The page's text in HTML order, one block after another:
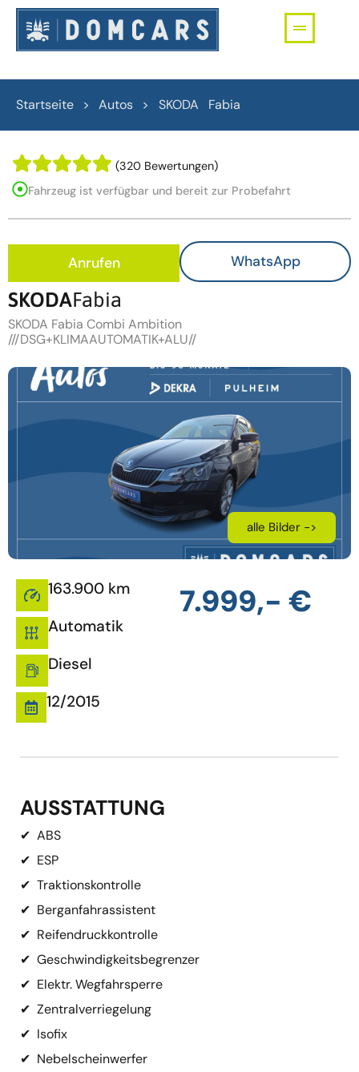
Startseite > Autos > SKODA Fabia
Fahrzeug ist verfügbar und bereit zur Probefahrt
(320 Bewertungen)
SKODAFabia
SKODA Fabia Combi Ambition
///DSG+KLIMAAUTOMATIK+ALU//
Anrufen WhatsApp
alle Bilder ->
163.900 km
Automatik
Diesel
12/2015
7.999,- €
AUSSTATTUNG
✔ ABS
✔ ESP
✔ Traktionskontrolle
✔ Berganfahrassistent
✔ Reifendruckkontrolle
✔ Geschwindigkeitsbegrenzer
✔ Elektr. Wegfahrsperre
✔ Zentralverriegelung
✔ Isofix
✔ Nebelscheinwerfer